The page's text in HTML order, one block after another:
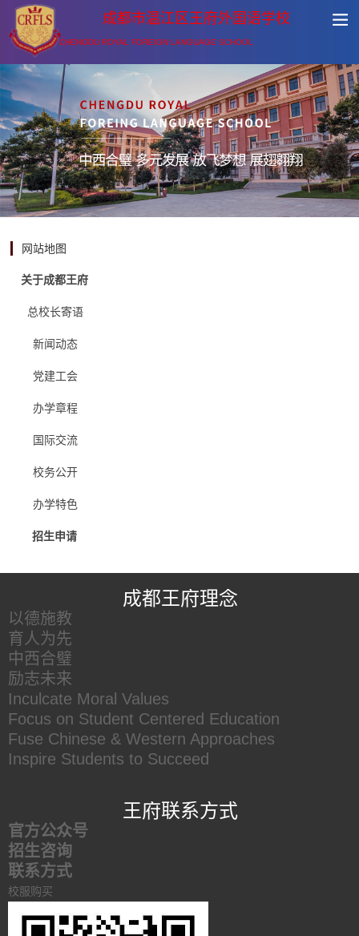
成都市温江区王府外国语学校
CHENGDU ROYAL FOREIGN LANGUAGE SCHOOL
网站地图
关于成都王府
总校长寄语
新闻动态
党建工会
办学章程
国际交流
校务公开
办学特色
招生申请
成都王府理念
以德施教
育人为先
中西合璧
励志未来
Inculcate Moral Values
Focus on Student Centered Education
Fuse Chinese & Western Approaches
Inspire Students to Succeed
王府联系方式
官方公众号
招生咨询
联系方式
校服购买